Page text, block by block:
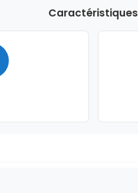
Caractéristiques